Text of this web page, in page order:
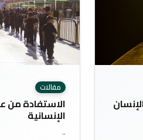
مقالات
الاستفادة من
الإنسانية
..